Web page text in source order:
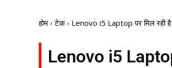
होम टेक Lenovo i5 Laptop पर मिल रही
Lenovo i5